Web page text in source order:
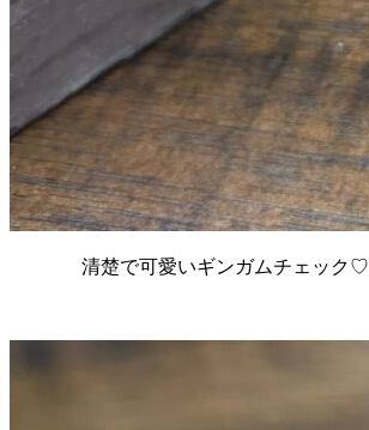
清楚で可愛いギンガムチェック♡